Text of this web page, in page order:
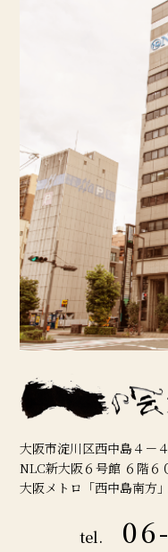
大阪市淀川区西中島４－
NLC新大阪６号館 ６階６
大阪メトロ「西中島南方
tel.